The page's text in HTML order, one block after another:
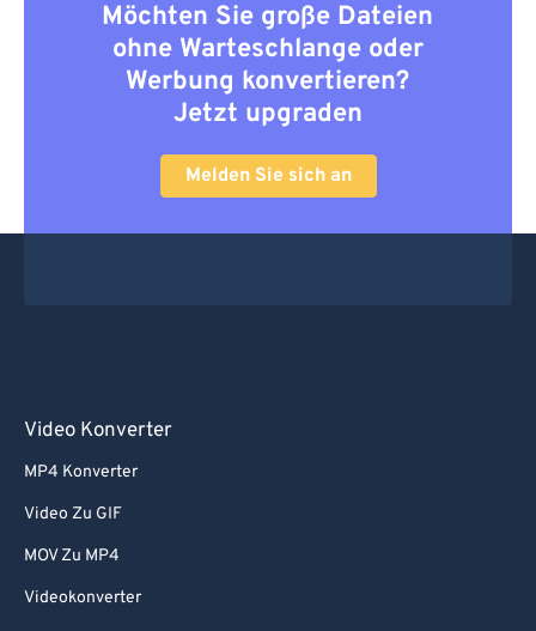
Möchten Sie große Dateien
ohne Warteschlange oder
Werbung konvertieren?
Jetzt upgraden
Melden Sie sich an
Video Konverter
MP4 Konverter
Video Zu GIF
MOV Zu MP4
Videokonverter